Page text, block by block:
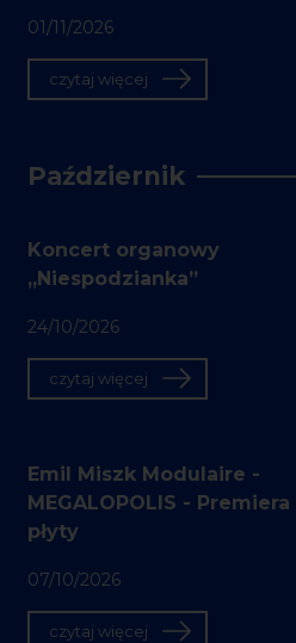
01/11/2026
czytaj więcej
Październik
Koncert organowy
„Niespodzianka”
24/10/2026
czytaj więcej
Emil Miszk Modulaire -
MEGALOPOLIS - Premiera
płyty
07/10/2026
czytaj więcej